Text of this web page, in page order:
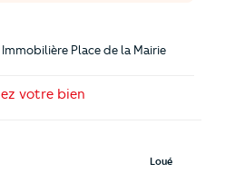
Place de la Mairie
votre bien
Loué